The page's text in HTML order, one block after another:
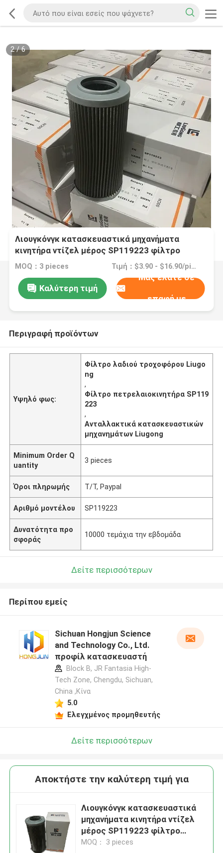
2/6
Λιουγκόνγκ κατασκευαστικά μηχανήματα
κινητήρα ντίζελ μέρος SP119223 φίλτρο
πετρελαίου για φορτιστή τροχών
αντικατάσταση
MOQ：3 pieces Τιμή：$3.90 - $16.90/pieces
Καλύτερη τιμή
Μας ελάτε σε
επαφή με
Περιγραφή προϊόντων
Υψηλό φως:
Φίλτρο λαδιού τροχοφόρου Liugo
ng
,
Φίλτρο πετρελαιοκινητήρα SP119
223
,
Ανταλλακτικά κατασκευαστικών
μηχανημάτων Liugong
Minimum Order Q
uantity
3 pieces
Όροι πληρωμής Τ/Τ, Paypal
Αριθμό μοντέλου SP119223
Δυνατότητα προ
σφοράς
10000 τεμάχια την εβδομάδα
Δείτε περισσότερων
Περίπου εμείς
Sichuan Hongjun Science
and Technology Co., Ltd.
προφίλ κατασκευαστή
Block B, JR Fantasia High-
Tech Zone, Chengdu, Sichuan,
China ,Κίνα
5.0
Ελεγχμένος προμηθευτής
Δείτε περισσότερων
Αποκτήστε την καλύτερη τιμή για
Λιουγκόνγκ κατασκευαστικά
μηχανήματα κινητήρα ντίζελ
μέρος SP119223 φίλτρο
πετρελαίου για φορτιστή
MOQ： 3 pieces